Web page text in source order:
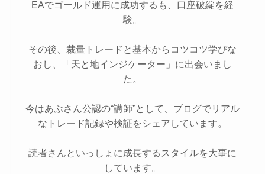
EAでゴールド運用に成功するも、口座破綻を経
験。
その後、裁量トレードと基本からコツコツ学びな
おし、「天と地インジケーター」に出会いまし
た。
今はあぶさん公認の“講師”として、ブログでリアル
なトレード記録や検証をシェアしています。
読者さんといっしょに成長するスタイルを大事に
しています。